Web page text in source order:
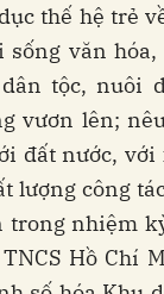
thế hệ trẻ
sống văn
tộc, nuôi
vươn lên;
đất nước, với
lượng công
trong nhiệm
Hồ Chí